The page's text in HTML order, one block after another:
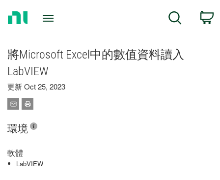
Search
將Microsoft Excel中的數值資料讀入
LabVIEW
更新 Oct 25, 2023
環境
軟體
LabVIEW